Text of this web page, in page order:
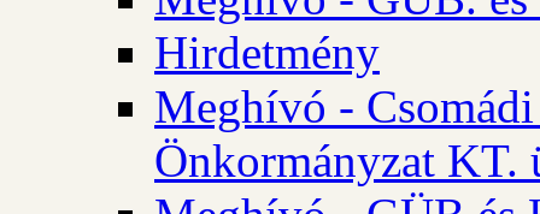
Hirdetmény
Meghívó -
Önkormányzat KT.